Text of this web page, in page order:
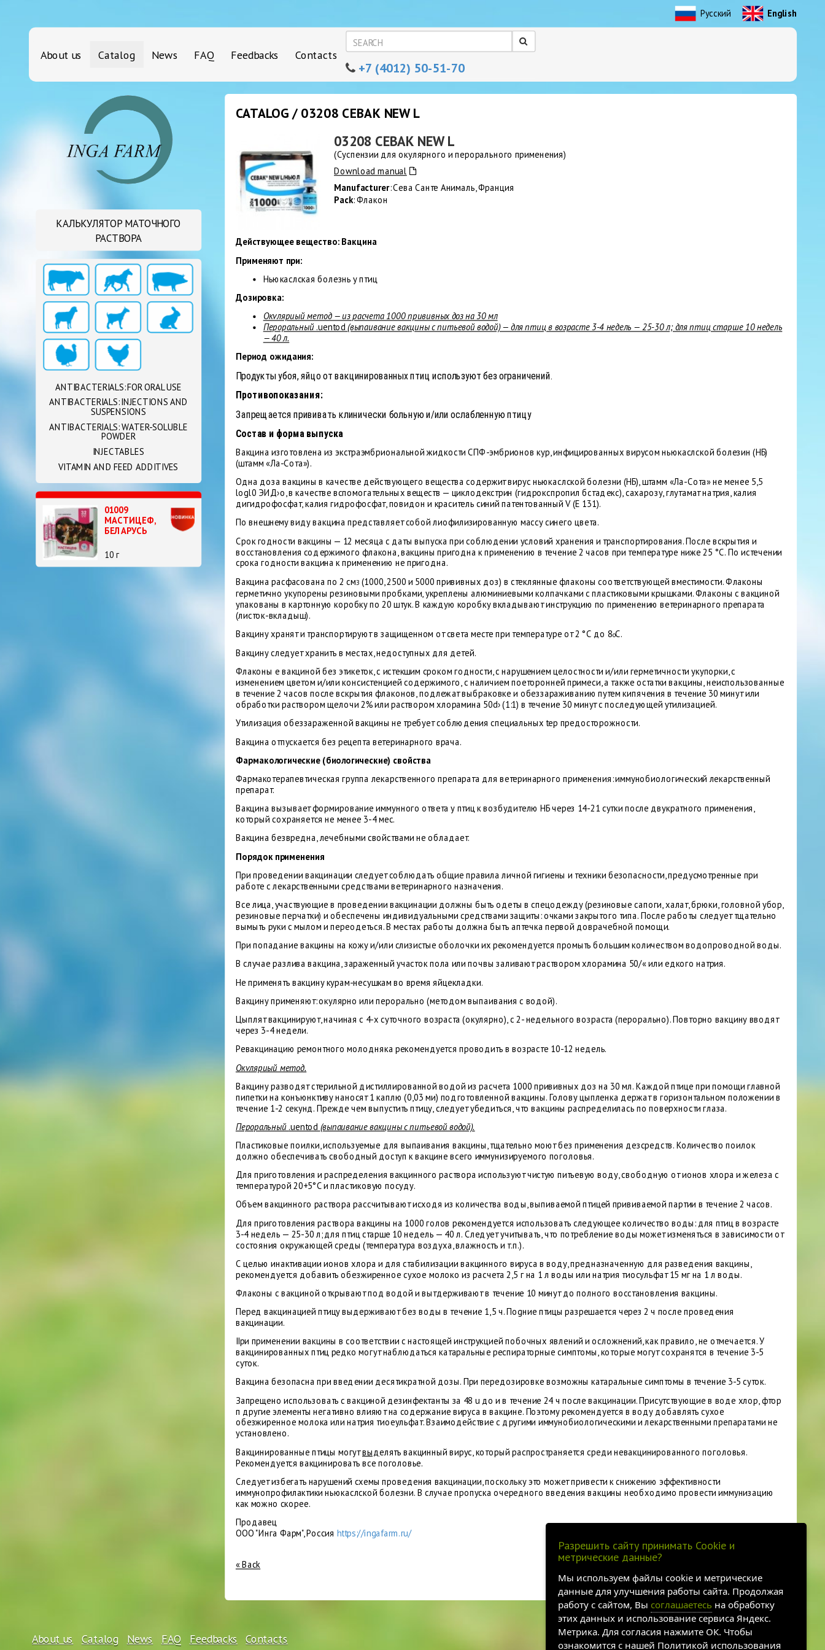
Русский English
About us Catalog News FAQ Feedbacks Contacts
+7 (4012) 50-51-70
КАЛЬКУЛЯТОР МАТОЧНОГО
РАСТВОРА
ANTIBACTERIALS: FOR ORAL USE
ANTIBACTERIALS: INJECTIONS AND
SUSPENSIONS
ANTIBACTERIALS: WATER-SOLUBLE
POWDER
INJECTABLES
VITAMIN AND FEED ADDITIVES
01009
МАСТИЦЕФ,
БЕЛАРУСЬ
10 г
CATALOG / 03208 СЕВАК NEW L
03208 СЕВАК NEW L
(Суспензии для окулярного и перорального применения)
Download manual
Manufacturer: Сева Санте Анималь, Франция
Pack: Флакон
Действующее вещество: Вакцина
Применяют при:
Ньюкаслская болезнь у птиц
Дозировка:
Окvляриый метод — из расчета 1000 прививных доз на 30 мл
Пероральный .uentod(выпаивание вакцины с питьевой водой) — для птиц в возрасте 3-4 недель — 25-30 л; для птиц старше 10 недель
— 40 л.
Период ожидания:
Продукты убоя, яйцо от вакцинированных птиц используют без ограничений.
Противопоказания:
Запрещается прививать клинически больную и/или ослабленную птицу
Состав и форма выпуска
Вакцина изготовлена из экстраэмбриональной жидкости СПФ-эмбрионов кур, инфицированных вирусом ньюкаслской болезин (НБ)
(штамм «Ла-Сота»).
Одна доза вакцины в качестве действующего вещества содержит вирус ньюкаслской болезни (НБ), штамм «Ла-Сота» не менее 5,5
logl0 ЭИД›о, в качестве вспомогательных веществ — циклодекстрин (гидрокспропил бстадекс), сахарозу, глутамат натрия, калия
дигидрофосфат, калия гидрофосфат, повидон и краситель синий патентованный V (Е 131).
По внешнему виду вакцина представляет собой лиофилизированную массу синего цвета.
Срок годности вакцины — 12 месяца с даты выпуска при соблюдении условий хранения и транспортирования. После вскрытия и
восстановления содержимого флакона, вакцины пригодна к применению в течение 2 часов при температуре ниже 25 °С. По истечении
срока годности вакцина к применению не пригодна.
Вакцина расфасована по 2 смЗ (1000, 2500 и 5000 прививных доз) в стеклянные флаконы соответствующей вместимости. Флаконы
герметично укупорены резиновыми пробками, укреплены алюминиевыми колпачками с пластиковыми крышками. Флаконы с вакциной
упакованы в картонную коробку по 20 штук. В каждую коробку вкладывают инструкцию по применению ветеринарного препарата
(листок-вкладыш).
Вакцину хранят и транспортируют в защищенном от света месте при температуре от 2 °С до 8оС.
Вакцину следует хранить в местах, недоступных для детей.
Флаконы е вакциной без этикеток, с истекшим сроком годности, с нарушением целостности и/или герметичности укупорки, с
изменением цветом и/или консистенцией содержимого, с наличием поеторонней примеси, а также остатки вакцины, неиспользованные
в течение 2 часов после вскрытия флаконов, подлежат выбраковке и обеззараживанию путем кипячения в течение 30 минут или
обработки раствором щелочи 2% или раствором хлорамина 50d› (1:1) в течение 30 минут с последующей утилизацией.
Утилизация обеззараженной вакцины не требует соблюдения специальных tep предосторожности.
Вакцина отпускается без рецепта ветеринарного врача.
Фармакологические (биологические) свойства
Фармакотерапевтическая группа лекарственного препарата для ветеринарного применения: иммунобиологический лекарственный
препарат.
Вакцина вызывает формирование иммунного ответа у птиц к возбудителю НБ через 14-21 сутки после двукратного применения,
который сохраняется не менее 3-4 мес.
Вакцина безвредна, лечебными свойствами не обладает.
Порядок применения
При проведении вакцинации следует соблюдать общие правила личной гигиены и техники безопасности, предусмотренные при
работе с лекарственными средствами ветеринарного назначения.
Все лица, участвующие в проведении вакцинации должны быть одеты в спецодежду (резиновые сапоги, халат, брюки, головной убор,
резиновые перчатки) и обеспечены индивидуальными средствами защиты: очками закрытого типа. После работы следует тщательно
вымыть руки с мылом и переодеться. В местах работы должна быть аптечка первой доврачебной помощи.
При попадание вакцины на кожу и/или слизистые оболочки их рекомендуется промыть большим количеством водопроводной воды.
В случае разлива вакцина, зараженный участок пола или почвы заливают раствором хлорамина 50/« или едкого натрия.
Не применять вакцину курам-несушкам во время яйцекладки.
Вакцину применяют: окулярно или перорально (методом выпаивания с водой).
Цыплят вакцинируют, начиная с 4-х суточного возраста (окулярно), с 2- недельного возраста (перорально). Повторно вакцину вводят
через 3-4 недели.
Ревакцинацию ремонтного молодняка рекомендуется проводить в возрасте 10-12 недель.
Окvляриый метод.
Вакцину разводят стерильной дистиллированной водой из расчета 1000 прививных доз на 30 мл. Каждой птице при помощи главной
пипетки на конъюнктиву наносят 1 каплю (0,03 ми) подготовленной вакцины. Голову цыпленка держат в горизонтальном положении в
течение 1-2 секунд. Прежде чем выпустить птицу, следует убедиться, что вакцины распределилась по поверхности глаза.
Пероральный .uentod (выпаивание вакцины с питьевой водой).
Пластиковые поилки, используемые для выпаивания вакцины, тщательно моют без применения дезсредств. Количество поилок
должно обеспечивать свободный доступ к вакцине всего иммунизируемого поголовья.
Для приготовления и распределения вакцинного раствора используют чистую питьевую воду, свободную от ионов хлора и железа с
температурой 20+5°C и пластиковую посуду.
Объем вакцинного раствора рассчитывают исходя из количества воды, выпиваемой птицей прививаемой партии в течение 2 часов.
Для приготовления раствора вакцины на 1000 голов рекомендуется использовать следующее количество воды: для птиц в возрасте
3-4 недель — 25-30 л; для птиц старше 10 недель — 40 л. Следует учитывать, что потребление воды может изменяться в зависимости от
состояния окружающей среды (температура воздуха, влажность и т.п.).
С целью инактивации ионов хлора и для стабилизации вакцинного вируса в воду, предназначенную для разведения вакцины,
рекомендуется добавить обезжиренное cyxoe молоко из расчета 2,5 г на 1 л воды или натрия тиосульфат 15 мг на 1 л воды.
Флаконы с вакциной открывают под водой и вытдерживают в течение 10 минут до полного восстановления вакцины.
Перед вакцинацией птицу выдерживают без воды в течение 1,5 ч. Пogниe птицы разрешается через 2 ч после проведения
вакцинации.
ІІри применении вакцины в соответствии с настоящей инструкцией побочных явлений и осложнений, как правило, не отмечается. У
вакцинированных птиц редко могут наблюдаться катаральные респираторные симптомы, которые могут сохранятся в течение 3-5
суток.
Вакцина безопасна при введении десятикратной дозы. При передозировке возможны катаральные симптомы в течение 3-5 суток.
Запрещено использовать с вакциной дезинфектанты за 48 u до и в течение 24 ч после вакцинации. Присутствующие в воде хлор, фтор
п другие элементы негативно влияют на содержание вируса в вакцине. Поэтому рекомендуется в воду добавлять cyxoe
обезжиренное молока или натрия тиоеульфат. Взаимодействие с другими иммунобиологическими и лекарственными препаратами не
установлено.
Вакцинированные птицы могутвыделять вакцинный вирус, который распространяется среди невакцинированного поголовья.
Рекомендуется вакцинировать все поголовье.
Следует избегать нарушений схемы проведения вакцинации, поскольку это может привести к снижению эффективности
иммунопрофилактики ньюкаслской болезни. В случае пропуска очередного введения вакцины необходимо провести иммунизацию
как можно скорее.
Продавец
ООО "Инга Фарм", Россия https://ingafarm.ru/
« Back
About us Catalog News FAQ Feedbacks Contacts
Разрешить сайту принимать Cookie и
метрические данные?
Мы используем файлы cookie и метрические
данные для улучшения работы сайта. Продолжая
работу с сайтом, Вы соглашаетесь на обработку
этих данных и использование сервиса Яндекс.
Метрика. Для согласия нажмите ОК. Чтобы
ознакомится с нашей Политикой использования